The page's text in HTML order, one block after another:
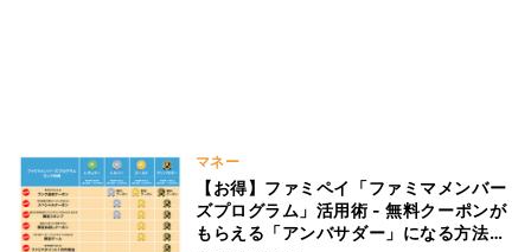
マネー
【お得】ファミペイ「ファミマメンバー
ズプログラム」活用術 - 無料クーポンが
もらえる「アンバサダー」になる方法